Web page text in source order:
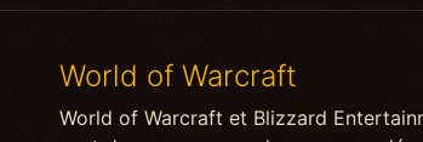
World of Warcraft
World of Warcraft et Blizzard